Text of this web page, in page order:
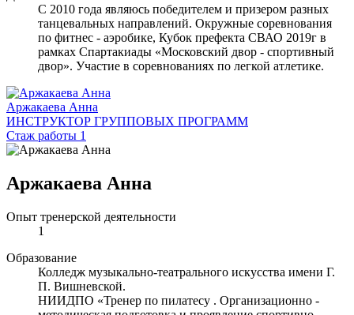
С 2010 года являюсь победителем и призером разных
танцевальных направлений. Окружные соревнования
по фитнес - аэробике, Кубок префекта СВАО 2019г в
рамках Спартакиады «Московский двор - спортивный
двор». Участие в соревнованиях по легкой атлетике.
Аржакаева Анна
ИНСТРУКТОР ГРУППОВЫХ ПРОГРАММ
Стаж работы 1
Аржакаева Анна
Опыт тренерской деятельности
1
Образование
Колледж музыкально-театрального искусства имени Г.
П. Вишневской.
НИИДПО «Тренер по пилатесу . Организационно -